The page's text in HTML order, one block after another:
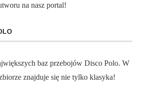
na nasz portal!
baz przebojów Disco Polo. W
znajduje się nie tylko klasyka!